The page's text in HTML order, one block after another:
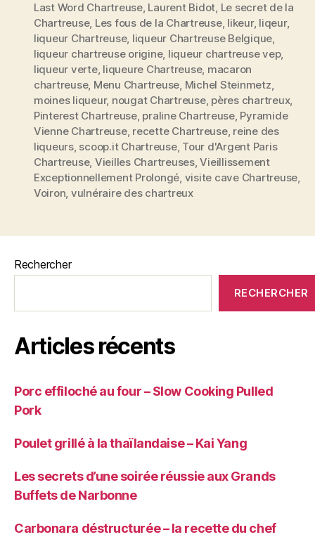
Last Word Chartreuse, Laurent Bidot, Le secret de la
Chartreuse, Les fous de la Chartreuse, likeur, liqeur,
liqueur Chartreuse, liqueur Chartreuse Belgique,
liqueur chartreuse origine, liqueur chartreuse vep,
liqueur verte, liqueure Chartreuse, macaron
chartreuse, Menu Chartreuse, Michel Steinmetz,
moines liqueur, nougat Chartreuse, pères chartreux,
Pinterest Chartreuse, praline Chartreuse, Pyramide
Vienne Chartreuse, recette Chartreuse, reine des
liqueurs, scoop.it Chartreuse, Tour d'Argent Paris
Chartreuse, Vieilles Chartreuses,Vieillissement
Exceptionnellement Prolongé, visite cave Chartreuse,
Voiron, vulnéraire des chartreux
Rechercher
RECHERCHER
Articles récents
Porc effiloché au four – Slow Cooking Pulled
Pork
Poulet grillé à la thaïlandaise – Kai Yang
Les secrets d’une soirée réussie aux Grands
Buffets de Narbonne
Carbonara déstructurée – la recette du chef